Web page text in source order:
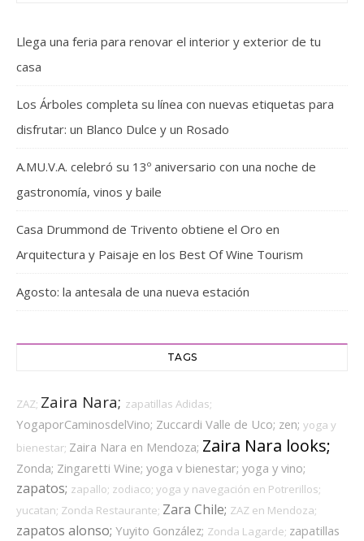
Llega una feria para renovar el interior y exterior de tu
casa
Los Árboles completa su línea con nuevas etiquetas para
disfrutar: un Blanco Dulce y un Rosado
A.MU.V.A. celebró su 13º aniversario con una noche de
gastronomía, vinos y baile
Casa Drummond de Trivento obtiene el Oro en
Arquitectura y Paisaje en los Best Of Wine Tourism
Agosto: la antesala de una nueva estación
TAGS
ZAZ; Zaira Nara; zapatillas Adidas;
YogaporCaminosdelVino; Zuccardi Valle de Uco; zen; yoga y
bienestar; Zaira Nara en Mendoza; Zaira Nara looks;
Zonda; Zingaretti Wine; yoga v bienestar; yoga y vino;
zapatos; zapallo; zodiaco; yoga y navegación en Potrerillos;
yucatan; Zonda Restaurante; Zara Chile; ZAZ en Mendoza;
zapatos alonso; Yuyito González; Zonda Lagarde; zapatillas